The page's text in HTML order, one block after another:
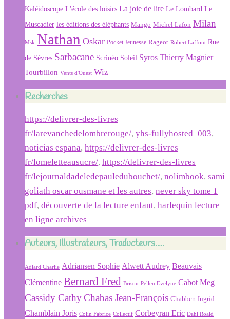
Kaléidoscope L'école des loisirs La joie de lire Le Lombard Le
Muscadier les éditions des éléphants Mango Michel Lafon Milan
Msk Nathan Oskar Pocket Jeunesse Rageot Robert Laffont Rue
de Sèvres Sarbacane Scrinéo Soleil Syros Thierry Magnier
Tourbillon Vents d'Ouest Wiz
Recherches
https://delivrer-des-livres
fr/larevanchedelombrerouge/, yhs-fullyhosted_003,
noticias espana, https://delivrer-des-livres
fr/lomeletteausucre/, https://delivrer-des-livres
fr/lejournaldadeledepauledubouchet/, nolimbook, sami
goliath oscar ousmane et les autres, never sky tome 1
pdf, découverte de la lecture enfant, harlequin lecture
en ligne archives
Auteurs, Illustrateurs, Traducteurs….
Adlard Charlie Adriansen Sophie Alwett Audrey Beauvais
Clémentine Bernard Fred Brisou-Pellen Evelyne Cabot Meg
Cassidy CathyChabas Jean-François Chabbert Ingrid
Chamblain Joris Colin Fabrice Collectif Corbeyran Eric Dahl Roald